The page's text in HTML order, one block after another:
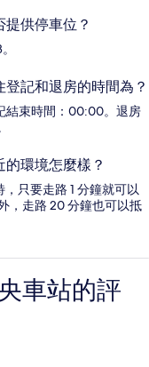
供停車位？
記和退房的時間為？
結束時間：00:00。退房
環境怎麼樣？
只要走路 1 分鐘就可以
，走路 20 分鐘也可以抵
車站的評